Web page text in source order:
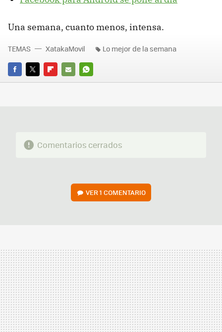
Una semana, cuanto menos, intensa.
FACEBOOK
TWITTERFLIPBOARD
E-
WHATSAPP
TEMAS XatakaMovil Lo mejor de la semana
Comentarios cerrados
VER1 COMENTARIO